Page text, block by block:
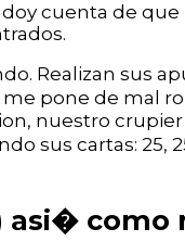
cuenta de
Realizan sus
pone de mal
nuestro crupier
sus cartas: 25,
asi� como